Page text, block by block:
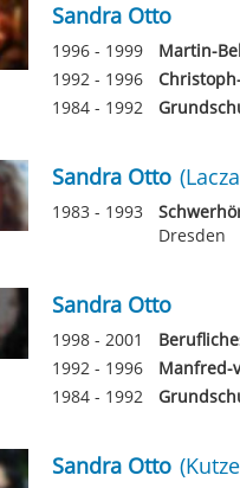
Sandra Otto
1996 - 1999 Martin-
1992 - 1996
1984 - 1992
Sandra Otto
1983 - 1993
Dresden
Sandra Otto
1998 - 2001
1992 - 1996
Manfred-
1984 - 1992
Sandra Otto